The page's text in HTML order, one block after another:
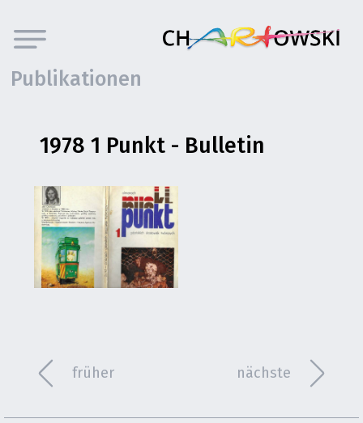
Publikationen
1978 1 Punkt - Bulletin
nächste
früher